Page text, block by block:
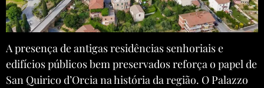
A presença de antigas residências senhoriais e
edifícios públicos bem preservados reforça o papel de
San Quirico d’Orcia na história da região. O Palazzo